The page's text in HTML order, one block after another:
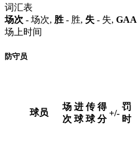
词汇表
场次 - 场次, 胜 - 胜, 失 - 失, GAA
场上时间
防守员
球员
场
次
进
球
传
球
得
分
+/-
罚
时